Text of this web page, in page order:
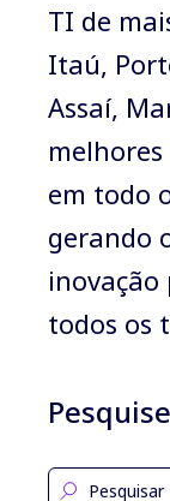
TI de
Itaú,
Assaí,
em todo
gerando
inovação
todos os